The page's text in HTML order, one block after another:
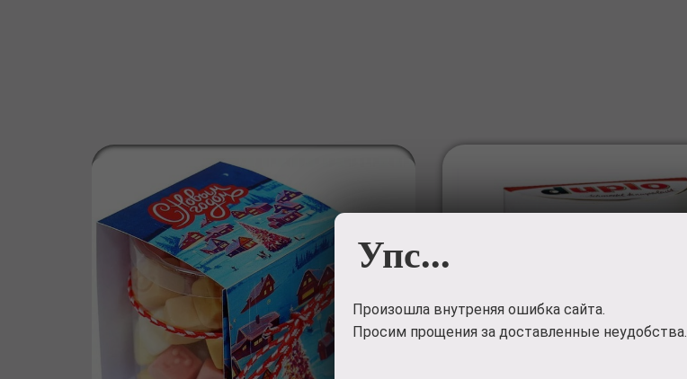
Упс...
Произошла внутреняя ошибка сайта.
Просим прощения за доставленные неудобства.